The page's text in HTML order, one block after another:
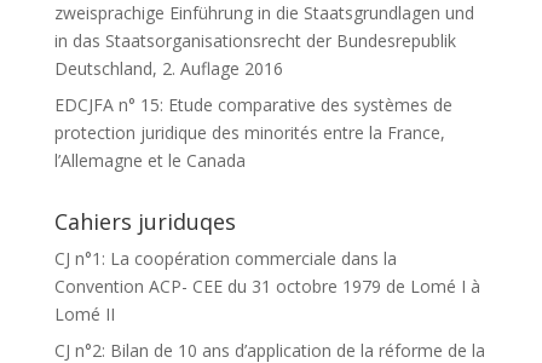
zweisprachige Einführung in die Staatsgrundlagen und
in das Staatsorganisationsrecht der Bundesrepublik
Deutschland, 2. Auflage 2016
EDCJFA n° 15: Etude comparative des systèmes de
protection juridique des minorités entre la France,
l’Allemagne et le Canada
Cahiers juriduqes
CJ n°1: La coopération commerciale dans la
Convention ACP- CEE du 31 octobre 1979 de Lomé I à
Lomé II
CJ n°2: Bilan de 10 ans d’application de la réforme de la